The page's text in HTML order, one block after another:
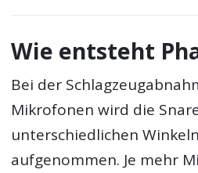
Wie entsteht
Bei der
Mikrofonen wird die
unterschiedlichen
aufgenommen. Je mehr